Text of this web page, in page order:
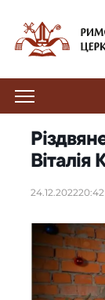
Віталія
24.12.202220:42